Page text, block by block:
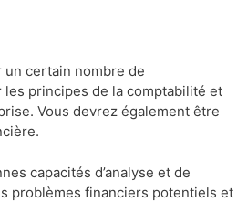
certain nombre de
les principes de la comptabilité et
Vous devrez également être
capacités d’analyse et de
problèmes financiers potentiels et